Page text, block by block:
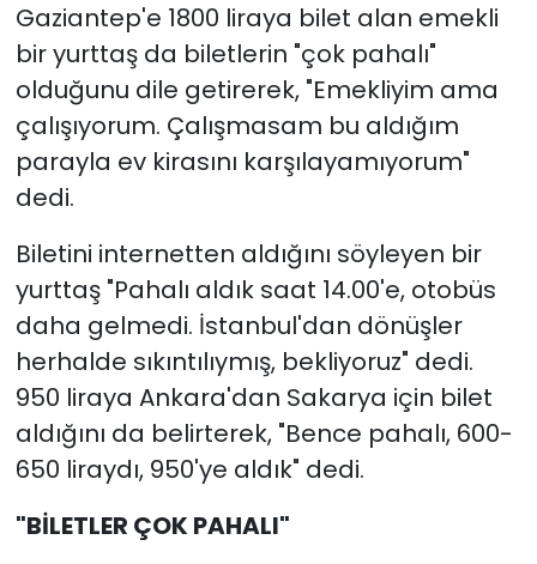
Gaziantep'e 1800 liraya bilet alan emekli
bir yurttaş da biletlerin "çok pahalı"
olduğunu dile getirerek, "Emekliyim ama
çalışıyorum. Çalışmasam bu aldığım
parayla ev kirasını karşılayamıyorum"
dedi.
Biletini internetten aldığını söyleyen bir
yurttaş "Pahalı aldık saat 14.00'e, otobüs
daha gelmedi. İstanbul'dan dönüşler
herhalde sıkıntılıymış, bekliyoruz" dedi.
950 liraya Ankara'dan Sakarya için bilet
aldığını da belirterek, "Bence pahalı, 600-
650 liraydı, 950'ye aldık" dedi.
"BİLETLER ÇOK PAHALI"